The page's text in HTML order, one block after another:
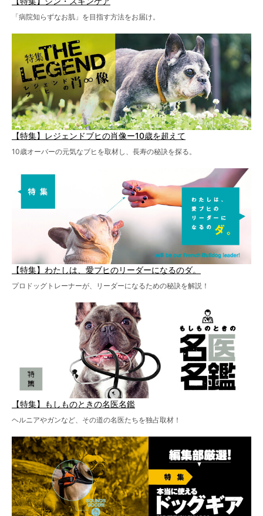
「病院知らずなお肌」を目指す方法をお届け。
【特集】レジェンドブヒの肖像ー10歳を超えて
10歳オーバーの元気なブヒを取材し、長寿の秘訣を探る。
【特集】わたしは、愛ブヒのリーダーになるのダ。
プロドッグトレーナーが、リーダーになるための秘訣を解説！
【特集】もしものときの名医名鑑
ヘルニアやガンなど、その道の名医たちを独占取材！